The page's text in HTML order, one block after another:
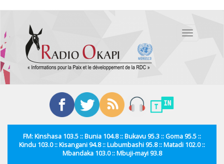
contenu
principal
Toggle
FM: Kinshasa 103.5 :: Bunia 104.8 :: Bukavu 95.3 :: Goma 95.5 ::
Kindu 103.0 :: Kisangani 94.8 :: Lubumbashi 95.8 :: Matadi 102.0 ::
Mbandaka 103.0 :: Mbuji-mayi 93.8